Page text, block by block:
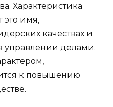
Характеристика
это имя,
качествах и
управлении делами.
к повышению